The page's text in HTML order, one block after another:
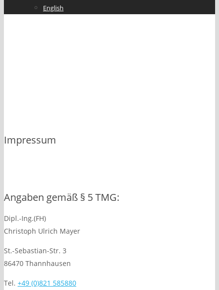
English
Impressum
Angaben gemäß § 5 TMG:
Dipl.-Ing.(FH)
Christoph Ulrich Mayer
St.-Sebastian-Str. 3
86470 Thannhausen
Tel. +49 (0)821 585880